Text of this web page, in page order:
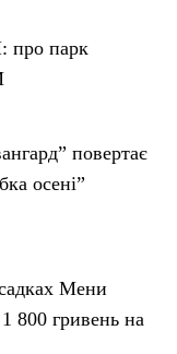
парк
повертає
осені”
Мени
800 гривень на